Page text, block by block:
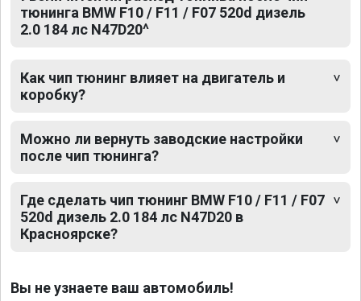
тюнинга BMW F10 / F11 / F07 520d дизель
2.0 184 лс N47D20^
Как чип тюнинг влияет на двигатель и
коробку?
Можно ли вернуть заводские настройки
после чип тюнинга?
Где сделать чип тюнинг BMW F10 / F11 / F07
520d дизель 2.0 184 лс N47D20 в
Красноярске?
Вы не узнаете ваш автомобиль!